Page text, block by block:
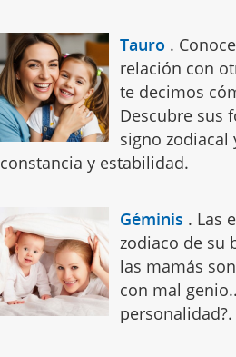
Tauro .
relación con
te decimos
Descubre sus
signo zodiacal
constancia y estabilidad.
Géminis . Las
zodiaco de su
las mamás
con mal
personalidad?.